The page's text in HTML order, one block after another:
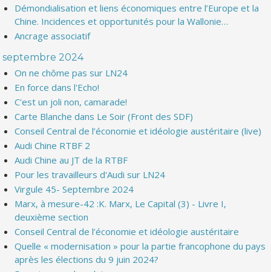
Démondialisation et liens économiques entre l’Europe et la
Chine. Incidences et opportunités pour la Wallonie…
Ancrage associatif
septembre 2024
On ne chôme pas sur LN24
En force dans l'Echo!
C'est un joli non, camarade!
Carte Blanche dans Le Soir (Front des SDF)
Conseil Central de l’économie et idéologie austéritaire (live)
Audi Chine RTBF 2
Audi Chine au JT de la RTBF
Pour les travailleurs d'Audi sur LN24
Virgule 45- Septembre 2024
Marx, à mesure-42 :K. Marx, Le Capital (3) - Livre I,
deuxième section
Conseil Central de l’économie et idéologie austéritaire
Quelle « modernisation » pour la partie francophone du pays
après les élections du 9 juin 2024?